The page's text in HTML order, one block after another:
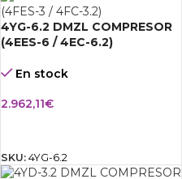
4YG-6.2 DMZL COMPRESOR
(4EES-6 / 4EC-6.2)
En stock
2.962,11€
SKU: 4YG-6.2